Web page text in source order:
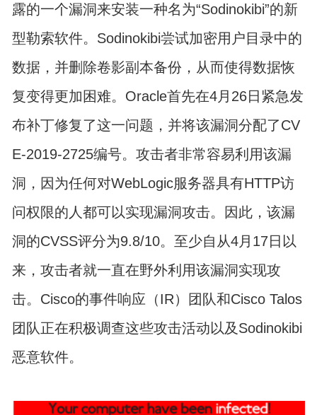
露的一个漏洞来安装一种名为“Sodinokibi”的新
型勒索软件。Sodinokibi尝试加密用户目录中的
数据，并删除卷影副本备份，从而使得数据恢
复变得更加困难。Oracle首先在4月26日紧急发
布补丁修复了这一问题，并将该漏洞分配了CV
E-2019-2725编号。攻击者非常容易利用该漏
洞，因为任何对WebLogic服务器具有HTTP访
问权限的人都可以实现漏洞攻击。因此，该漏
洞的CVSS评分为9.8/10。至少自从4月17日以
来，攻击者就一直在野外利用该漏洞实现攻
击。Cisco的事件响应（IR）团队和Cisco Talos
团队正在积极调查这些攻击活动以及Sodinokibi
恶意软件。